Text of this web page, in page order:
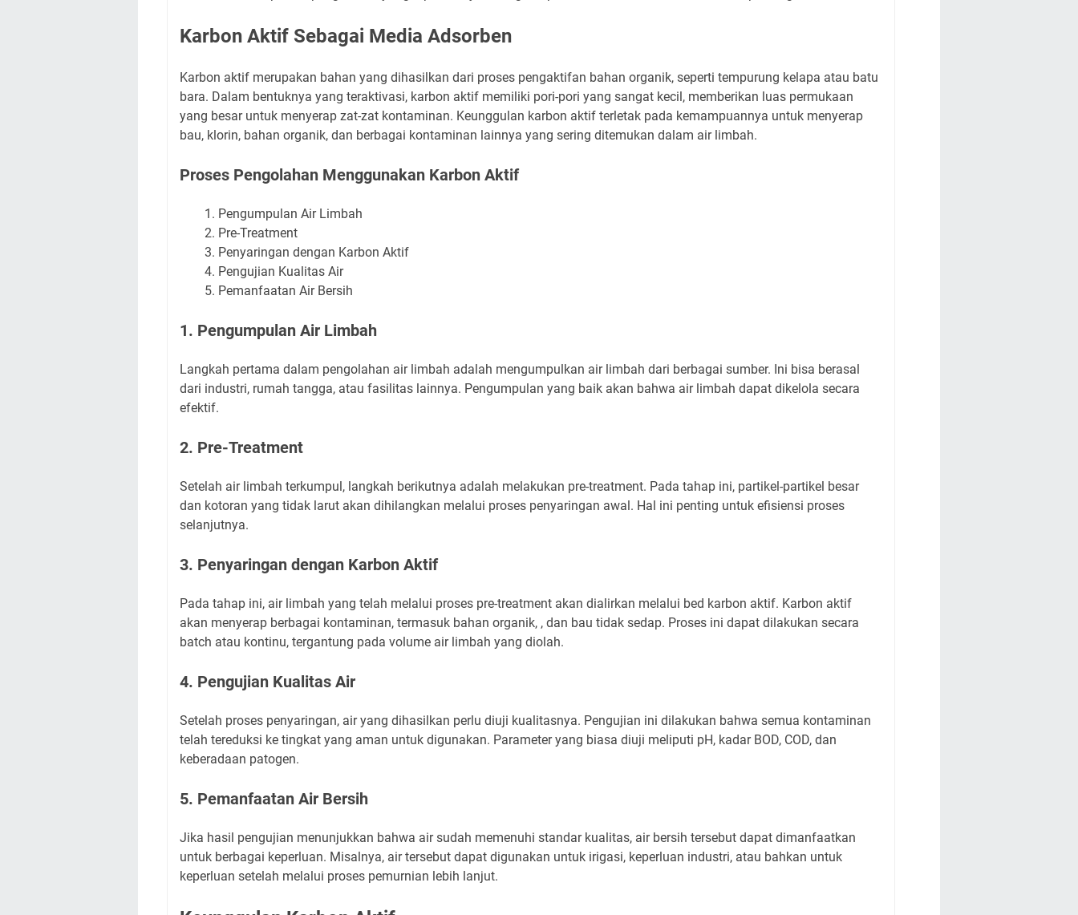
Karbon Aktif Sebagai Media Adsorben
Karbon aktif merupakan bahan yang dihasilkan dari proses pengaktifan bahan organik, seperti tempurung kelapa atau batu
bara. Dalam bentuknya yang teraktivasi, karbon aktif memiliki pori-pori yang sangat kecil, memberikan luas permukaan
yang besar untuk menyerap zat-zat kontaminan. Keunggulan karbon aktif terletak pada kemampuannya untuk menyerap
bau, klorin, bahan organik, dan berbagai kontaminan lainnya yang sering ditemukan dalam air limbah.
Proses Pengolahan Menggunakan Karbon Aktif
Pengumpulan Air Limbah
Pre-Treatment
Penyaringan dengan Karbon Aktif
Pengujian Kualitas Air
Pemanfaatan Air Bersih
1. Pengumpulan Air Limbah
Langkah pertama dalam pengolahan air limbah adalah mengumpulkan air limbah dari berbagai sumber. Ini bisa berasal
dari industri, rumah tangga, atau fasilitas lainnya. Pengumpulan yang baik akan bahwa air limbah dapat dikelola secara
efektif.
2. Pre-Treatment
Setelah air limbah terkumpul, langkah berikutnya adalah melakukan pre-treatment. Pada tahap ini, partikel-partikel besar
dan kotoran yang tidak larut akan dihilangkan melalui proses penyaringan awal. Hal ini penting untuk efisiensi proses
selanjutnya.
3. Penyaringan dengan Karbon Aktif
Pada tahap ini, air limbah yang telah melalui proses pre-treatment akan dialirkan melalui bed karbon aktif. Karbon aktif
akan menyerap berbagai kontaminan, termasuk bahan organik, , dan bau tidak sedap. Proses ini dapat dilakukan secara
batch atau kontinu, tergantung pada volume air limbah yang diolah.
4. Pengujian Kualitas Air
Setelah proses penyaringan, air yang dihasilkan perlu diuji kualitasnya. Pengujian ini dilakukan bahwa semua kontaminan
telah tereduksi ke tingkat yang aman untuk digunakan. Parameter yang biasa diuji meliputi pH, kadar BOD, COD, dan
keberadaan patogen.
5. Pemanfaatan Air Bersih
Jika hasil pengujian menunjukkan bahwa air sudah memenuhi standar kualitas, air bersih tersebut dapat dimanfaatkan
untuk berbagai keperluan. Misalnya, air tersebut dapat digunakan untuk irigasi, keperluan industri, atau bahkan untuk
keperluan setelah melalui proses pemurnian lebih lanjut.